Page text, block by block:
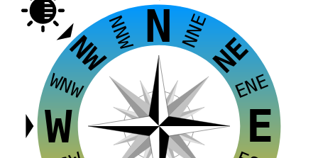
E
W
N
NW NE
NNE
ENE
WNW
NNW